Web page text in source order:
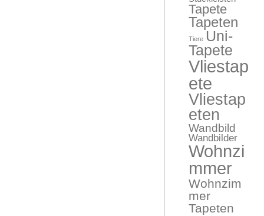
Tapete
Tapeten
Tiere Uni-
Tapete
Vliestap
ete
Vliestap
eten
Wandbild
Wandbilder
Wohnzi
mmer
Wohnzim
mer
Tapeten